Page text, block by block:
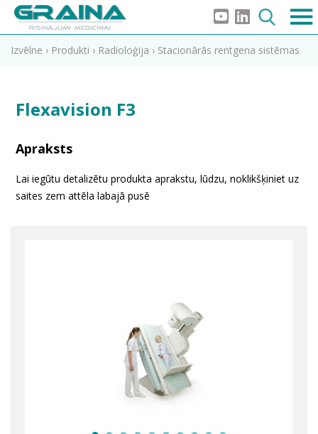
Izvēlne › Produkti › Radioloģija › Stacionārās rentgena sistēmas
Flexavision F3
Apraksts
Lai iegūtu detalizētu produkta aprakstu, lūdzu, noklikšķiniet uz
saites zem attēla labajā pusē